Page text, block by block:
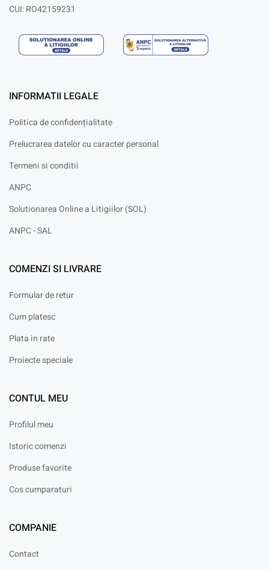
CUI: RO42159231
INFORMATII LEGALE
Politica de confidențialitate
Prelucrarea datelor cu caracter personal
Termeni si conditii
ANPC
Solutionarea Online a Litigiilor (SOL)
ANPC - SAL
COMENZI SI LIVRARE
Formular de retur
Cum platesc
Plata in rate
Proiecte speciale
CONTUL MEU
Profilul meu
Istoric comenzi
Produse favorite
Cos cumparaturi
COMPANIE
Contact